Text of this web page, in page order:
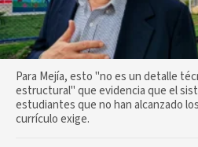
Para Mejía, esto "no es un detalle
estructural" que evidencia que el
estudiantes que no han alcanzado
currículo exige.